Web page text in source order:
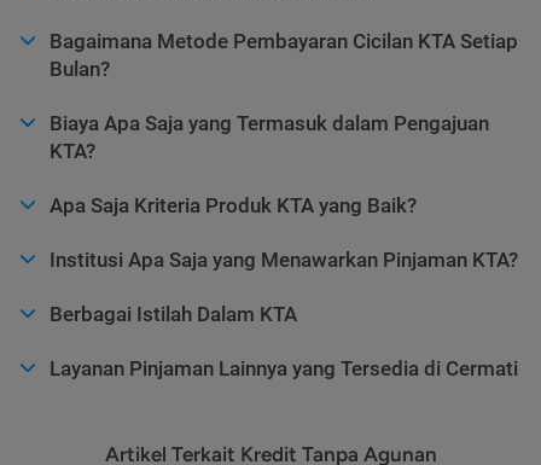
Bagaimana Metode Pembayaran Cicilan KTA Setiap
Bulan?
Biaya Apa Saja yang Termasuk dalam Pengajuan
KTA?
Apa Saja Kriteria Produk KTA yang Baik?
Institusi Apa Saja yang Menawarkan Pinjaman KTA?
Berbagai Istilah Dalam KTA
Layanan Pinjaman Lainnya yang Tersedia di Cermati
Artikel Terkait Kredit Tanpa Agunan